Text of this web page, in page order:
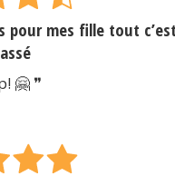
pour mes fille tout
🤗 ❞